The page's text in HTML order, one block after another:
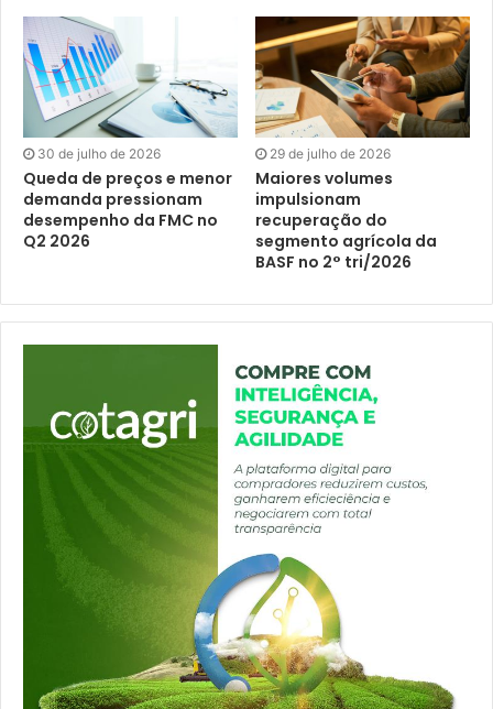
30 de julho de 2026
Queda de preços e menor
demanda pressionam
desempenho da FMC no
Q2 2026
29 de julho de 2026
Maiores volumes
impulsionam
recuperação do
segmento agrícola da
BASF no 2° tri/2026